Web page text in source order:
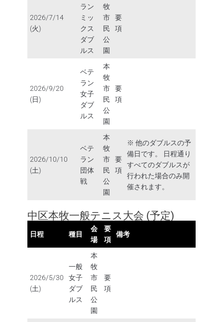
2026/7/14
(火)
ラン
ミッ
クス
ダブ
ルス
牧
市
民
公
園
要
項
2026/9/20
(日)
ベテ
ラン
女子
ダブ
ルス
本
牧
市
民
公
園
要
項
2026/10/10
(土)
ベテ
ラン
団体
戦
本
牧
市
民
公
園
要
項
※ 他のダブルスの予
備日です。 日程通り
すべてのダブルスが
行われた場合のみ開
催されます。
中区本牧一般テニス大会 (予定)
日程 種目
会
場
要
項
備考
2026/5/30
(土)
一般
女子
ダブ
ルス
本
牧
市
民
公
園
要
項